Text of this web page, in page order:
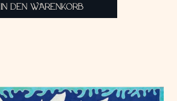
IN DEN WARENKORB